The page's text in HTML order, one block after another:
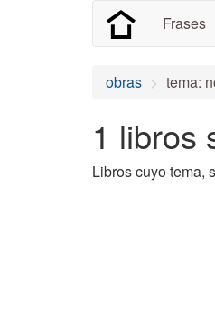
Frases
obras tema:
1 libros
Libros cuyo tema,